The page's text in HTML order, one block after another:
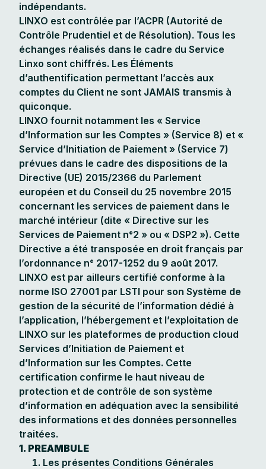
indépendants.
LINXO est contrôlée par l’ACPR (Autorité de
Contrôle Prudentiel et de Résolution). Tous les
échanges réalisés dans le cadre du Service
Linxo sont chiffrés. Les Éléments
d’authentification permettant l’accès aux
comptes du Client ne sont JAMAIS transmis à
quiconque.
LINXO fournit notamment les « Service
d’Information sur les Comptes » (Service 8) et «
Service d’Initiation de Paiement » (Service 7)
prévues dans le cadre des dispositions de la
Directive (UE) 2015/2366 du Parlement
européen et du Conseil du 25 novembre 2015
concernant les services de paiement dans le
marché intérieur (dite « Directive sur les
Services de Paiement n°2 » ou « DSP2 »). Cette
Directive a été transposée en droit français par
l’ordonnance n° 2017-1252 du 9 août 2017.
LINXO est par ailleurs certifié conforme à la
norme ISO 27001 par LSTI pour son Système de
gestion de la sécurité de l’information dédié à
l’application, l’hébergement et l’exploitation de
LINXO sur les plateformes de production cloud
Services d’Initiation de Paiement et
d’Information sur les Comptes. Cette
certification confirme le haut niveau de
protection et de contrôle de son système
d’information en adéquation avec la sensibilité
des informations et des données personnelles
traitées.
1. PREAMBULE
Les présentes Conditions Générales